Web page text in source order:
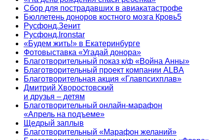
Сбор для пострадавших в авиакатастрофе
Бюллетень доноров костного мозга Кровь5
Русфонд.Зенит
Русфонд.Ironstar
«Будем жить!» в Екатеринбурге
Фотовыставка «Угадай донора»
Благотворительный показ к/ф «Война Анны»
Благотворительный проект компании ALBA
Благотворительная акция «Главпсихплав»
Дмитрий Хворостовский
и друзья – детям
Благотворительный онлайн‑марафон
«Апрель на подъеме»
Щедрый заплыв
Благотворительный «Марафон желаний»